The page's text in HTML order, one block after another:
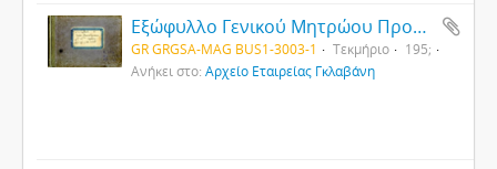
Εξώφυλλο Γενικού Μητρώου Προσωπικού Α’ και Γ’ εργοστασίου
GR GRGSA-MAG BUS1-3003-1 Τεκμήριο
195;
Ανήκει στο: Αρχείο Εταιρείας Γκλαβάνη